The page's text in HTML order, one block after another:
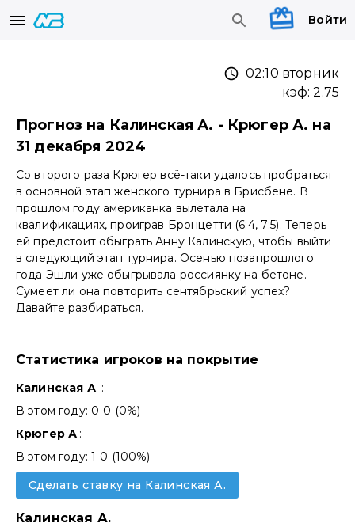
Войти
02:10 вторник
кэф:2.75
Прогноз на Калинская А. - Крюгер А. на
31 декабря 2024
Со второго раза Крюгер всё-таки удалось пробраться
в основной этап женского турнира в Брисбене. В
прошлом году американка вылетала на
квалификациях, проиграв Бронцетти (6:4, 7:5). Теперь
ей предстоит обыграть Анну Калинскую, чтобы выйти
в следующий этап турнира. Осенью позапрошлого
года Эшли уже обыгрывала россиянку на бетоне.
Сумеет ли она повторить сентябрьский успех?
Давайте разбираться.
Статистика игроков на покрытие
Калинская А. :
В этом году: 0-0 (0%)
Крюгер А.:
В этом году: 1-0 (100%)
Сделать ставку на Калинская А.
Калинская А.